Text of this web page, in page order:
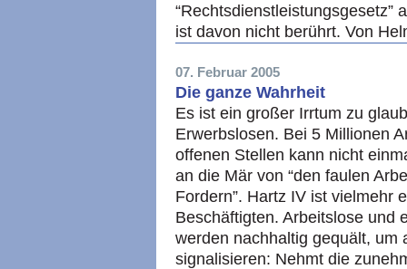
“Rechtsdienstleistungsgesetz”
ist davon nicht berührt. Von
07. Februar 2005
Die ganze Wahrheit
Es ist ein großer Irrtum zu
Erwerbslosen. Bei 5 Millionen
offenen Stellen kann nicht
an die Mär von “den faulen
Fordern”. Hartz IV ist vielmehr
Beschäftigten. Arbeitslose und
werden nachhaltig gequält, um
signalisieren: Nehmt die